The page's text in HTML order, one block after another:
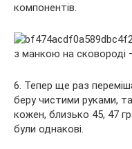
компонентів.
6. Тепер ще раз
беру чистими руками,
кожен, близько 45, 47
були однакові.